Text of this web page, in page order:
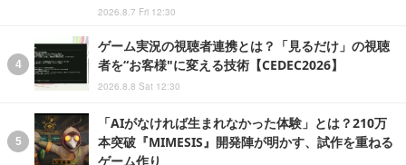
2026.8.7 Fri 12:30
ゲーム実況の視聴者連携とは？「見るだけ」の視聴
者を“お客様"に変える技術【CEDEC2026】
2026.8.8 Sat 12:30
「AIがなければ生まれなかった体験」とは？210万
本突破『MIMESIS』開発陣が明かす、試作を重ねる
ゲーム作り